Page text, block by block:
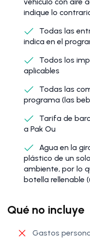
indique lo
Todas las
indica en el
Todos los
aplicables
Todas las
programa (las
Tarifa de
a Pak Ou
Agua en la
plástico de un
ambiente, por lo
botella rellenable
Qué no incluye
Gastos